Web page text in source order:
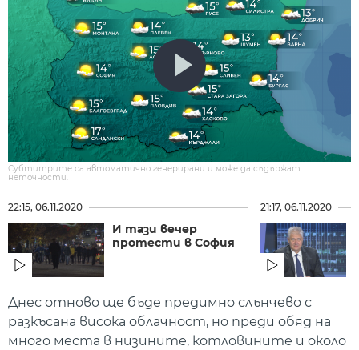
Субтитрите са автоматично генерирани и може да съдържат
неточности.
22:15, 06.11.2020
И тази вечер
протести в София
21:17, 06.11.2020
Днес отново ще бъде предимно слънчево с
разкъсана висока облачност, но преди обяд на
много места в низините, котловините и около